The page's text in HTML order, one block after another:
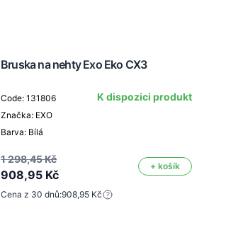
Bruska na nehty Exo Eko CX3
Code: 131806
Značka: EXO
Barva: Bílá
K dispozici produkt
1 298,45 Kč
908,95 Kč
+ košík
Cena z 30 dnů:908,95 Kč